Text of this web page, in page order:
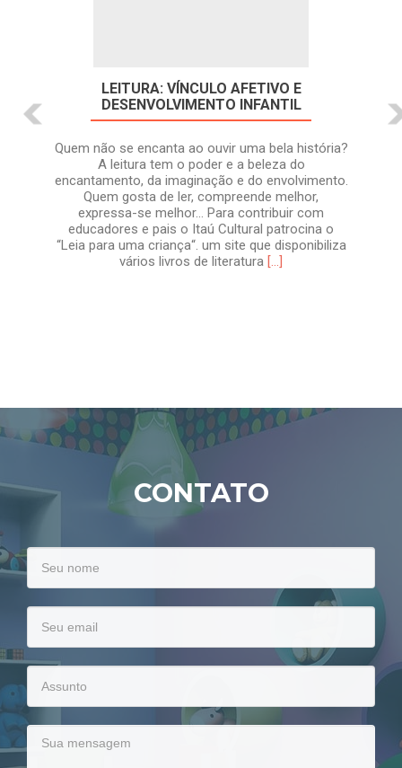
LEITURA: VÍNCULO AFETIVO E
DESENVOLVIMENTO INFANTIL
Quem não se encanta ao ouvir uma bela história?
A leitura tem o poder e a beleza do
encantamento, da imaginação e do envolvimento.
Quem gosta de ler, compreende melhor,
expressa-se melhor… Para contribuir com
educadores e pais o Itaú Cultural patrocina o
“Leia para uma criança“. um site que disponibiliza
vários livros de literatura Leia
[…]
CONTATO